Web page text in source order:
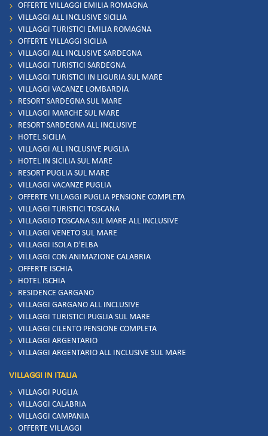
OFFERTE VILLAGGI EMILIA ROMAGNA
VILLAGGI ALL INCLUSIVE SICILIA
VILLAGGI TURISTICI EMILIA ROMAGNA
OFFERTE VILLAGGI SICILIA
VILLAGGI ALL INCLUSIVE SARDEGNA
VILLAGGI TURISTICI SARDEGNA
VILLAGGI TURISTICI IN LIGURIA SUL MARE
VILLAGGI VACANZE LOMBARDIA
RESORT SARDEGNA SUL MARE
VILLAGGI MARCHE SUL MARE
RESORT SARDEGNA ALL INCLUSIVE
HOTEL SICILIA
VILLAGGI ALL INCLUSIVE PUGLIA
HOTEL IN SICILIA SUL MARE
RESORT PUGLIA SUL MARE
VILLAGGI VACANZE PUGLIA
OFFERTE VILLAGGI PUGLIA PENSIONE COMPLETA
VILLAGGI TURISTICI TOSCANA
VILLAGGIO TOSCANA SUL MARE ALL INCLUSIVE
VILLAGGI VENETO SUL MARE
VILLAGGI ISOLA D'ELBA
VILLAGGI CON ANIMAZIONE CALABRIA
OFFERTE ISCHIA
HOTEL ISCHIA
RESIDENCE GARGANO
VILLAGGI GARGANO ALL INCLUSIVE
VILLAGGI TURISTICI PUGLIA SUL MARE
VILLAGGI CILENTO PENSIONE COMPLETA
VILLAGGI ARGENTARIO
VILLAGGI ARGENTARIO ALL INCLUSIVE SUL MARE
VILLAGGI IN ITALIA
VILLAGGI PUGLIA
VILLAGGI CALABRIA
VILLAGGI CAMPANIA
OFFERTE VILLAGGI